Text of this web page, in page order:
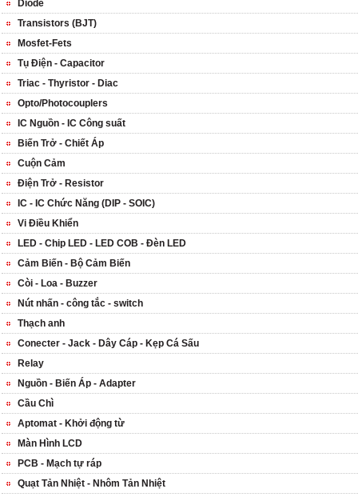
Diode
Transistors (BJT)
Mosfet-Fets
Tụ Điện - Capacitor
Triac - Thyristor - Diac
Opto/Photocouplers
IC Nguồn - IC Công suất
Biến Trở - Chiết Áp
Cuộn Cảm
Điện Trở - Resistor
IC - IC Chức Năng (DIP - SOIC)
Vi Điều Khiển
LED - Chip LED - LED COB - Đèn LED
Cảm Biến - Bộ Cảm Biến
Còi - Loa - Buzzer
Nút nhấn - công tắc - switch
Thạch anh
Conecter - Jack - Dây Cáp - Kẹp Cá Sấu
Relay
Nguồn - Biến Áp - Adapter
Cầu Chì
Aptomat - Khởi động từ
Màn Hình LCD
PCB - Mạch tự ráp
Quạt Tản Nhiệt - Nhôm Tản Nhiệt